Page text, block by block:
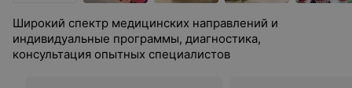
Широкий спектр медицинских направлений и
индивидуальные программы, диагностика,
консультация опытных специалистов